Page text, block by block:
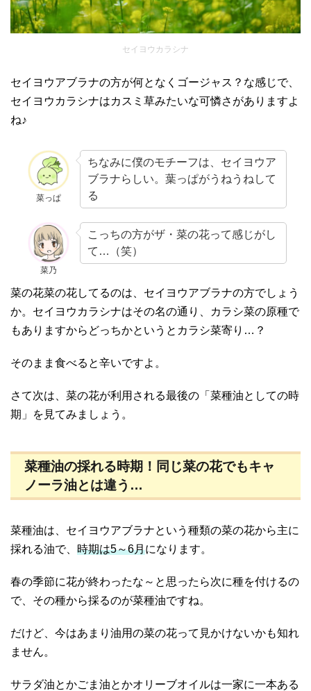
セイヨウカラシナ
セイヨウアブラナの方が何となくゴージャス？な感じで、
セイヨウカラシナはカスミ草みたいな可憐さがありますよ
ね♪
菜っぱ
ちなみに僕のモチーフは、セイヨウア
ブラナらしい。葉っぱがうねうねして
る
菜乃
こっちの方がザ・菜の花って感じがし
て…（笑）
菜の花菜の花してるのは、セイヨウアブラナの方でしょう
か。セイヨウカラシナはその名の通り、カラシ菜の原種で
もありますからどっちかというとカラシ菜寄り…？
そのまま食べると辛いですよ。
さて次は、菜の花が利用される最後の「菜種油としての時
期」を見てみましょう。
菜種油の採れる時期！同じ菜の花でもキャ
ノーラ油とは違う…
菜種油は、セイヨウアブラナという種類の菜の花から主に
採れる油で、 時期は5～6月になります。
春の季節に花が終わったな～と思ったら次に種を付けるの
で、その種から採るのが菜種油ですね。
だけど、今はあまり油用の菜の花って見かけないかも知れ
ません。
サラダ油とかごま油とかオリーブオイルは一家に一本ある